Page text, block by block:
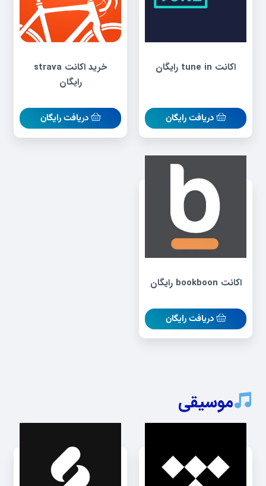
اکانت tune in رایگان
دریافت رایگان
خرید اکانت strava
رایگان
دریافت رایگان
اکانت bookboon رایگان
دریافت رایگان
موسیقی